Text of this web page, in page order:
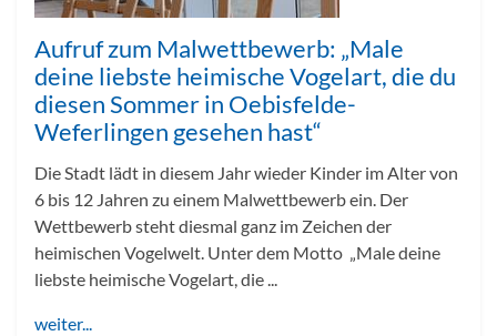
Aufruf zum Malwettbewerb: „Male
deine liebste heimische Vogelart, die du
diesen Sommer in Oebisfelde-
Weferlingen gesehen hast“
Die Stadt lädt in diesem Jahr wieder Kinder im Alter von
6 bis 12 Jahren zu einem Malwettbewerb ein. Der
Wettbewerb steht diesmal ganz im Zeichen der
heimischen Vogelwelt. Unter dem Motto „Male deine
liebste heimische Vogelart, die ...
weiter...